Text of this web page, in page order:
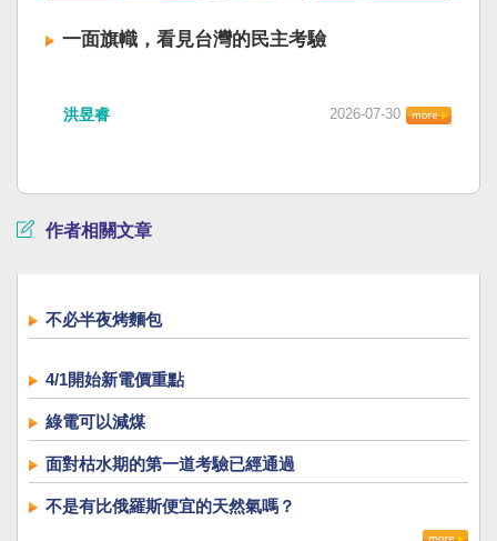
一面旗幟，看見台灣的民主考驗
洪昱睿 2026-07-30
作者相關文章
不必半夜烤麵包
4/1開始新電價重點
綠電可以減煤
面對枯水期的第一道考驗已經通過
不是有比俄羅斯便宜的天然氣嗎？